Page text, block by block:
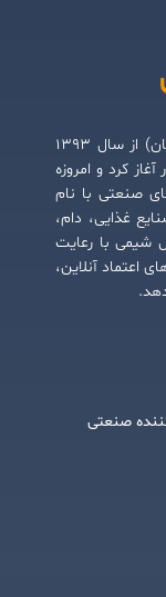
صنایع آرال شیمی (پیشگام بهار شیمی گلستان) از سال ۱۳۹۳
را در کشور آغاز کرد و امروزه
صنعتی با نام
غذایی، دام،
شیمی با رعایت
اعتماد آنلاین،
صنعتی